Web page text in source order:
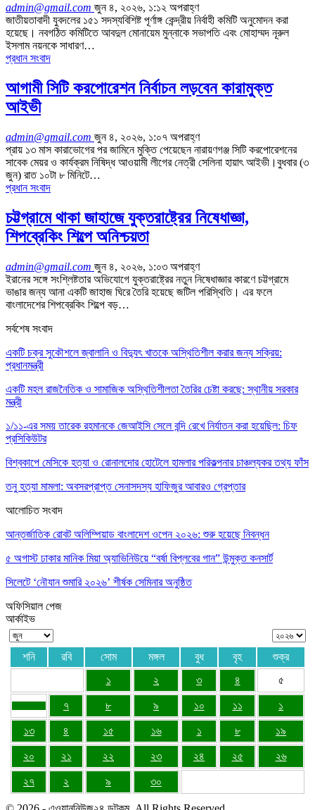
admin@gmail.com জুন ৪, ২০২৬, ১:১২ অপরাহ্ণ
জাতীয়তাবাদী যুবদলের ১৫১ সদস্যবিশিষ্ট পূর্ণাঙ্গ কেন্দ্রীয় নির্বাহী কমিটি অনুমোদন করা
হয়েছে। নবগঠিত কমিটিতে আবদুল মোনায়েম মুন্নাকে সভাপতি এবং মোহাম্মদ নূরুল
ইসলাম নয়নকে সাধারণ…
প্রধান সংবাদ
আগামী সিটি করপোরেশন নির্বাচন লড়বেন কারামুক্ত
আইভী
admin@gmail.com জুন ৪, ২০২৬, ১:০৭ অপরাহ্ণ
প্রায় ১৩ মাস কারাভোগের পর জামিনে মুক্তি পেয়েছেন নারায়ণগঞ্জ সিটি করপোরেশনের
সাবেক মেয়র ও কার্যক্রম নিষিদ্ধ আওয়ামী লীগের নেত্রী সেলিনা হায়াৎ আইভী।বুধবার (৩
জুন) রাত ১০টা ৮ মিনিটে…
প্রধান সংবাদ
চট্টগ্রামে থাকা জাহাজে যুক্তরাষ্ট্রের নিষেধাজ্ঞা,
শিপব্রেকিং শিল্পে অনিশ্চয়তা
admin@gmail.com জুন ৪, ২০২৬, ১:০৩ অপরাহ্ণ
ইরানের সঙ্গে সংশ্লিষ্টতার অভিযোগে যুক্তরাষ্ট্রের নতুন নিষেধাজ্ঞার কারণে চট্টগ্রামে
ভাঙার জন্য আনা একটি জাহাজ ঘিরে তৈরি হয়েছে জটিল পরিস্থিতি। এর ফলে
বাংলাদেশের শিপব্রেকিং শিল্পে বড়…
সর্বশেষ সংবাদ
একটি চক্র সুকৌশলে জ্বালানি ও বিদ্যুৎ খাতকে অস্থিতিশীল করার জন্য সক্রিয়:
প্রধানমন্ত্রী
একটি মহল রাজনৈতিক ও সামাজিক অস্থিতিশীলতা তৈরির চেষ্টা করছে: স্থানীয় সরকার
মন্ত্রী
১/১১-এর সময় তারেক রহমানকে জেআইসি সেলে বন্দি রেখে নির্যাতন করা হয়েছিল: চিফ
প্রসিকিউটর
বিশ্বকাপে মেসিকে হত্যা ও রোনালদোর হোটেলে হামলার পরিকল্পনার চাঞ্চল্যকর তথ্য ফাঁস
তনু হত্যা মামলা: অবসরপ্রাপ্ত সেনাসদস্য হাফিজুর আবারও গ্রেপ্তার
আলোচিত সংবাদ
আন্তর্জাতিক রোবট অলিম্পিয়াড বাংলাদেশ ওপেন ২০২৬: শুরু হয়েছে নিবন্ধন
৫ অগাস্ট ঢাকার মানিক মিয়া অ্যাভিনিউয়ে “বর্ষা বিপ্লবের গান” উন্মুক্ত কনসার্ট
সিলেটে ‘নৌযান শুমারি ২০২৬’ শীর্ষক সেমিনার অনুষ্ঠিত
অফিসিয়াল পেজ
আর্কাইভ
শনি রবি সোম মঙ্গল বুধ বৃহ
শুক্র
১
২ ৩ ৪ ৫
৭ ৮ ৯ ১০ ১১ ১
১৩ ৪ ১৫ ১৬ ১ ৮ ১৯
২০ ২১ ২২ ২৩ ২৪ ২৫ ২৬
২৭ ২ ৯ ৩০